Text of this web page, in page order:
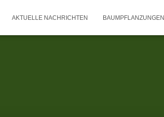
AKTUELLE NACHRICHTEN BAUMPFLANZUNGEN